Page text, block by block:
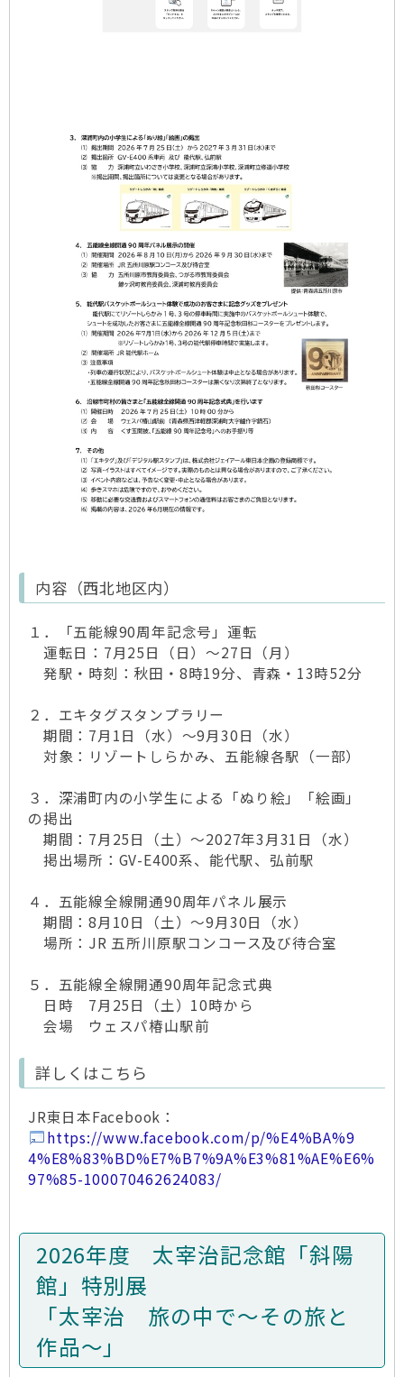
内容（西北地区内）
１．「五能線90周年記念号」運転
運転日：7月25日（日）～27日（月）
発駅・時刻：秋田・8時19分、青森・13時52分
２．エキタグスタンプラリー
期間：7月1日（水）～9月30日（水）
対象：リゾートしらかみ、五能線各駅（一部）
３．深浦町内の小学生による「ぬり絵」「絵画」
の掲出
期間：7月25日（土）～2027年3月31日（水）
掲出場所：GV-E400系、能代駅、弘前駅
４．五能線全線開通90周年パネル展示
期間：8月10日（土）～9月30日（水）
場所：JR 五所川原駅コンコース及び待合室
５．五能線全線開通90周年記念式典
日時 7月25日（土）10時から
会場 ウェスパ椿山駅前
詳しくはこちら
JR東日本Facebook：
https://www.facebook.com/p/%E4%BA%9
4%E8%83%BD%E7%B7%9A%E3%81%AE%E6%
97%85-100070462624083/
2026年度 太宰治記念館「斜陽
館」特別展
「太宰治 旅の中で～その旅と
作品～」